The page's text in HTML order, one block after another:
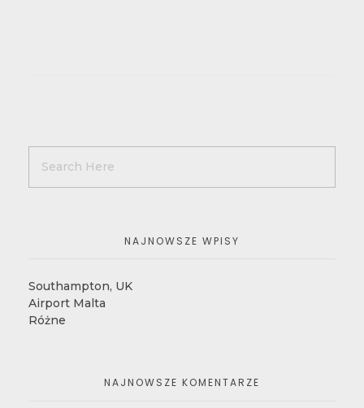
NAJNOWSZE WPISY
Southampton, UK
Airport Malta
Różne
NAJNOWSZE KOMENTARZE